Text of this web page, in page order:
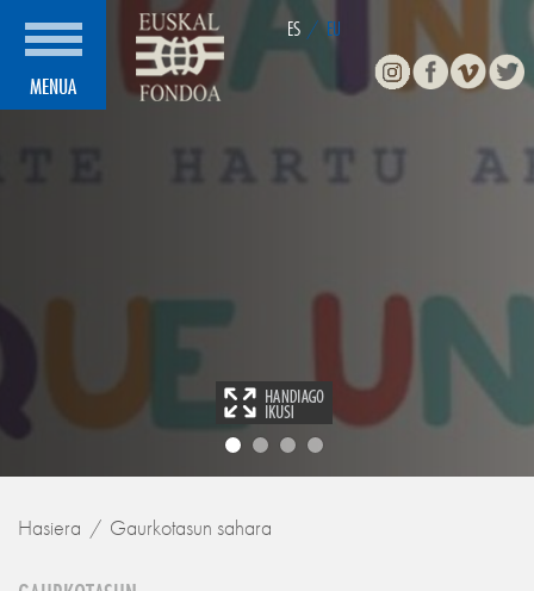
MENUA
ES / EU
InstagramFacebook
Hasiera Gaurkotasun sahara